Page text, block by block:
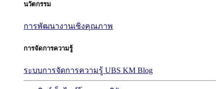
นวัตกรรม
การพัฒนางานเชิงคุณภาพ
การจัดการความรู้
ระบบการจัดการความรู้ UBS KM Blog